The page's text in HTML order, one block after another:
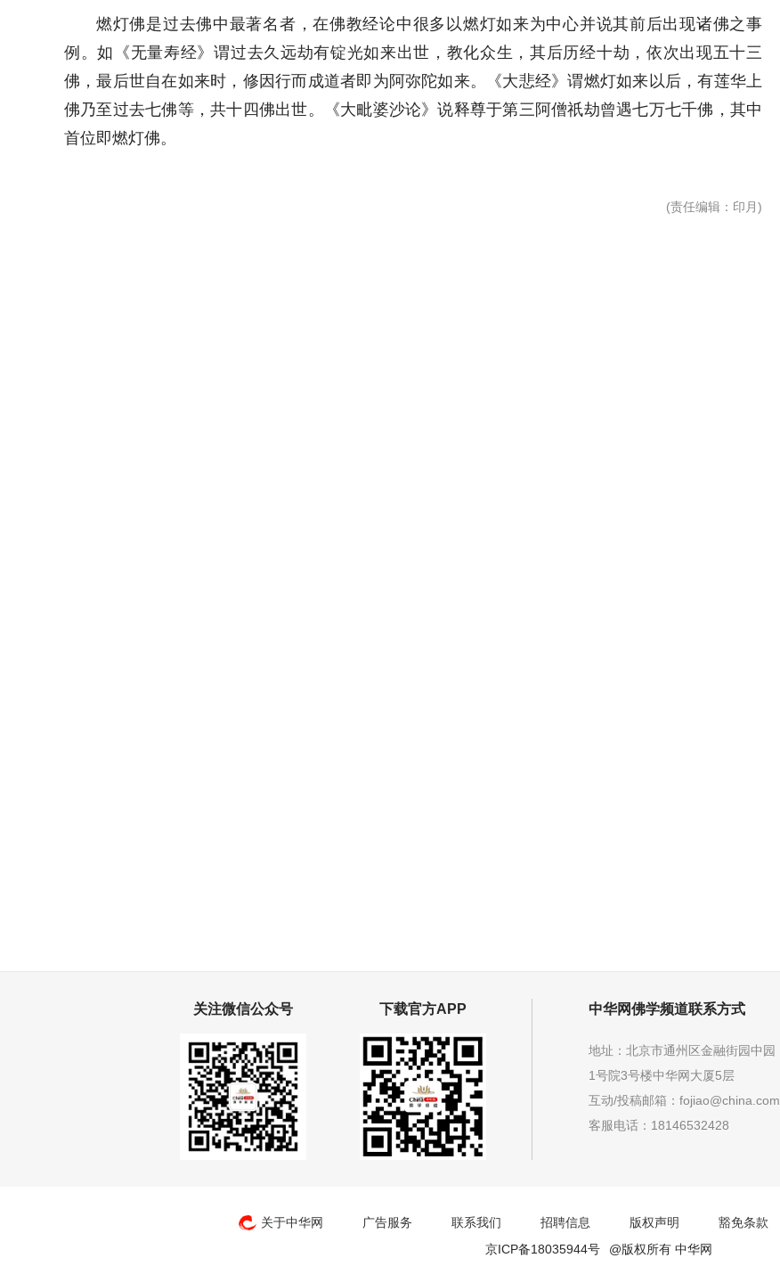
燃灯佛是过去佛中最著名者，在佛教经论中很多以燃灯如来为中心并说其前后出现诸佛之事
例。如《无量寿经》谓过去久远劫有锭光如来出世，教化众生，其后历经十劫，依次出现五十三
佛，最后世自在如来时，修因行而成道者即为阿弥陀如来。《大悲经》谓燃灯如来以后，有莲华上
佛乃至过去七佛等，共十四佛出世。《大毗婆沙论》说释尊于第三阿僧祇劫曾遇七万七千佛，其中
首位即燃灯佛。
(责任编辑 ：印月)
关注微信公众号 下载官方APP 中华网佛学频道联系方式
地址：北京市通州区金融街园中园
1号院3号楼中华网大厦5层
互动/投稿邮箱： fojiao@china.com
客服电话：18146532428
关于中华网 广告服务 联系我们 招聘信息 版权声明 豁免条款
京ICP备18035944号
@版权所有 中华网